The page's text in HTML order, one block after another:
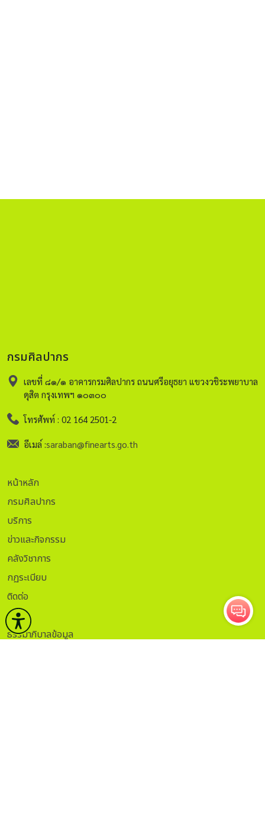
กรมศิลปากร
เลขที่ ๘๑/๑ อาคารกรมศิลปากร ถนนศรีอยุธยา แขวงวชิระพยาบาล
ดุสิต กรุงเทพฯ ๑๐๓๐๐
โทรศัพท์ : 02 164 2501-2
อีเมล์ :saraban@finearts.go.th
หน้าหลัก
กรมศิลปากร
บริการ
ข่าวและกิจกรรม
คลังวิชาการ
กฏระเบียบ
ติดต่อ
ITA.
ธรรมาภิบาลข้อมูล